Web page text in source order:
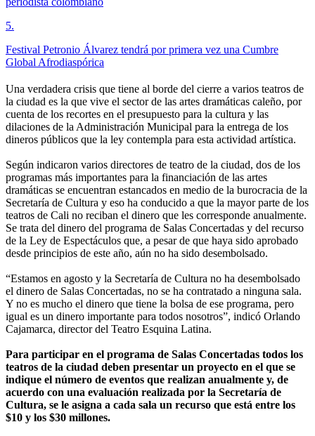
5.
Festival Petronio Álvarez tendrá por primera vez una Cumbre
Global Afrodiaspórica
Una verdadera crisis que tiene al borde del cierre a varios teatros de
la ciudad es la que vive el sector de las artes dramáticas caleño, por
cuenta de los recortes en el presupuesto para la cultura y las
dilaciones de la Administración Municipal para la entrega de los
dineros públicos que la ley contempla para esta actividad artística.
Según indicaron varios directores de teatro de la ciudad, dos de los
programas más importantes para la financiación de las artes
dramáticas se encuentran estancados en medio de la burocracia de la
Secretaría de Cultura y eso ha conducido a que la mayor parte de los
teatros de Cali no reciban el dinero que les corresponde anualmente.
Se trata del dinero del programa de Salas Concertadas y del recurso
de la Ley de Espectáculos que, a pesar de que haya sido aprobado
desde principios de este año, aún no ha sido desembolsado.
“Estamos en agosto y la Secretaría de Cultura no ha desembolsado
el dinero de Salas Concertadas, no se ha contratado a ninguna sala.
Y no es mucho el dinero que tiene la bolsa de ese programa, pero
igual es un dinero importante para todos nosotros”, indicó Orlando
Cajamarca, director del Teatro Esquina Latina.
Para participar en el programa de Salas Concertadas todos los
teatros de la ciudad deben presentar un proyecto en el que se
indique el número de eventos que realizan anualmente y, de
acuerdo con una evaluación realizada por la Secretaría de
Cultura, se le asigna a cada sala un recurso que está entre los
$10 y los $30 millones.